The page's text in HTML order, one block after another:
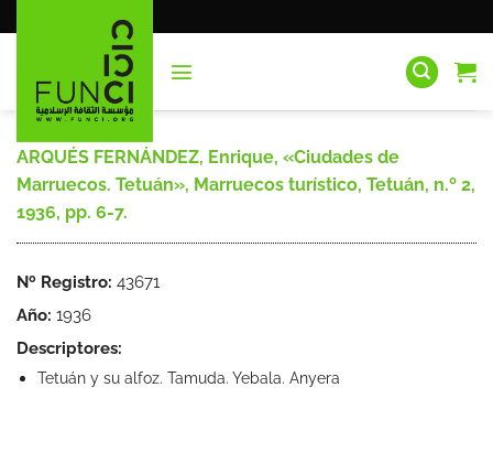
al
ARQUÉS FERNÁNDEZ, Enrique, «Ciudades de
Marruecos. Tetuán», Marruecos turístico, Tetuán, n.º 2,
1936, pp. 6-7.
Nº Registro: 43671
Año: 1936
Descriptores:
Tetuán y su alfoz. Tamuda. Yebala. Anyera